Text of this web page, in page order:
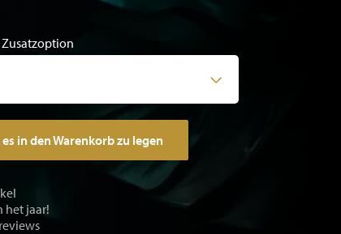
Zusatzoption
in den Warenkorb zu legen
het jaar!